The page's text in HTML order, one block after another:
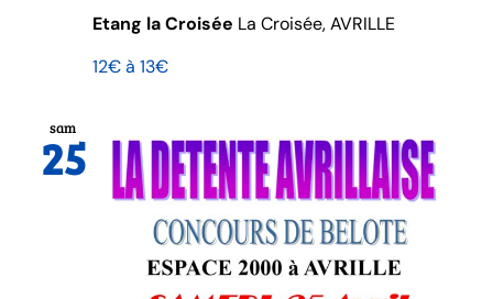
Etang la Croisée La Croisée, AVRILLE
12€ à 13€
sam
25